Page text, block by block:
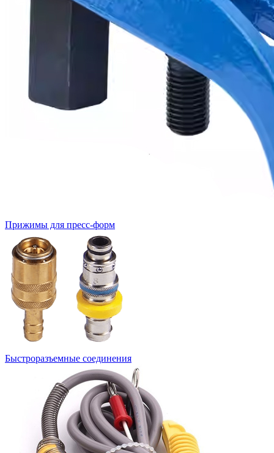
Прижимы для пресс-форм
Быстроразъемные соединения